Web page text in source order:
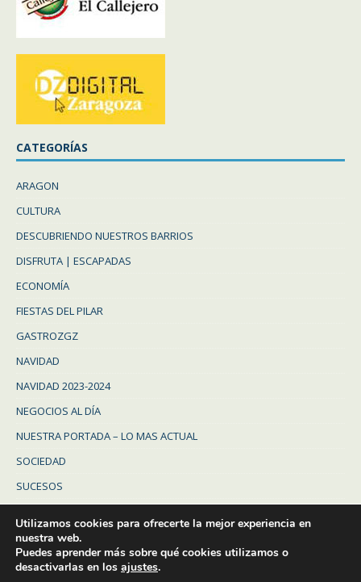
CATEGORÍAS
ARAGON
CULTURA
DESCUBRIENDO NUESTROS BARRIOS
DISFRUTA | ESCAPADAS
ECONOMÍA
FIESTAS DEL PILAR
GASTROZGZ
NAVIDAD
NAVIDAD 2023-2024
NEGOCIOS AL DÍA
NUESTRA PORTADA – LO MAS ACTUAL
SOCIEDAD
SUCESOS
ZARAGOZA
ZARAGOZA PROVINCIA
Utilizamos cookies para ofrecerte la mejor experiencia en
nuestra web.
Puedes aprender más sobre qué cookies utilizamos o
desactivarlas en los ajustes.